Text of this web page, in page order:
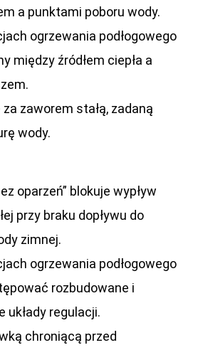
a punktami poboru wody.
ogrzewania podłogowego
między źródłem ciepła a
zaworem stałą, zadaną
wody.
oparzeń” blokuje wypływ
przy braku dopływu do
zimnej.
ogrzewania podłogowego
rozbudowane i
układy regulacji.
chroniącą przed